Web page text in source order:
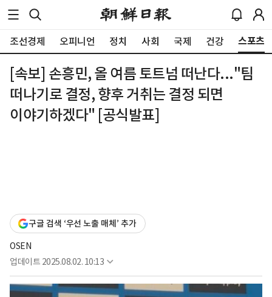
조선경제 오피니언 정치 사회 국제 건강 스포츠
[속보] 손흥민, 올 여름 토트넘 떠난다..."팀
떠나기로 결정, 향후 거취는 결정 되면
이야기하겠다" [공식발표]
구글 검색 ‘우선 노출 매체’ 추가
OSEN
업데이트 2025.08.02. 10:13